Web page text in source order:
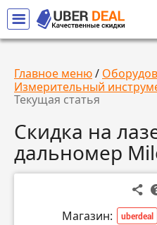
Главное меню/
Измерительный
Текущая статья
Скидка на
дальномер
Магазин: uberdeal